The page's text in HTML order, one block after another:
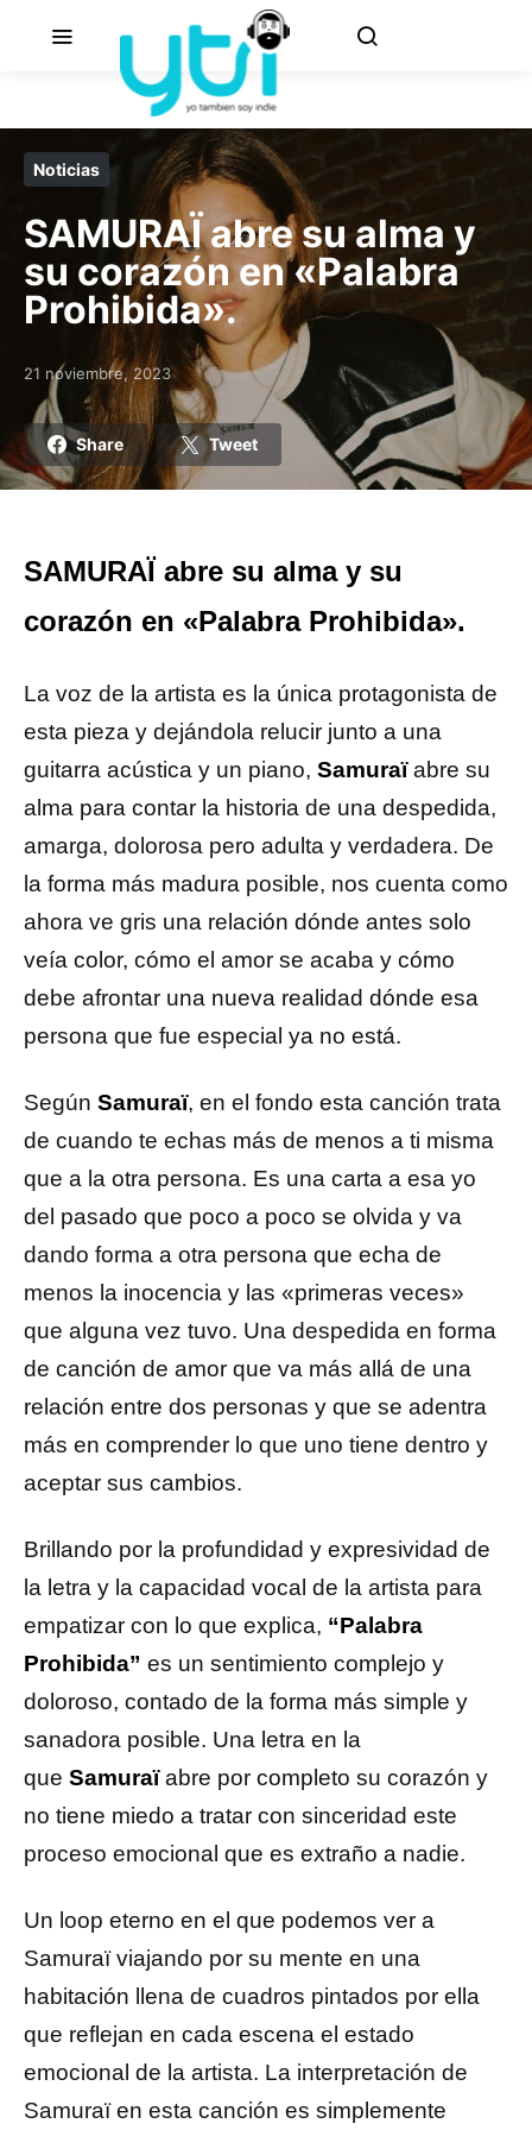
Noticias
SAMURAÏ abre su alma y
su corazón en «Palabra
Prohibida».
Posted on
21 noviembre, 2023
Share Tweet
SAMURAÏ abre su alma y su
corazón en «Palabra Prohibida».
La voz de la artista es la única protagonista de
esta pieza y dejándola relucir junto a una
guitarra acústica y un piano, Samuraïabre su
alma para contar la historia de una despedida,
amarga, dolorosa pero adulta y verdadera. De
la forma más madura posible, nos cuenta como
ahora ve gris una relación dónde antes solo
veía color, cómo el amor se acaba y cómo
debe afrontar una nueva realidad dónde esa
persona que fue especial ya no está.
Según Samuraï, en el fondo esta canción trata
de cuando te echas más de menos a ti misma
que a la otra persona. Es una carta a esa yo
del pasado que poco a poco se olvida y va
dando forma a otra persona que echa de
menos la inocencia y las «primeras veces»
que alguna vez tuvo. Una despedida en forma
de canción de amor que va más allá de una
relación entre dos personas y que se adentra
más en comprender lo que uno tiene dentro y
aceptar sus cambios.
Brillando por la profundidad y expresividad de
la letra y la capacidad vocal de la artista para
empatizar con lo que explica, “Palabra
Prohibida” es un sentimiento complejo y
doloroso, contado de la forma más simple y
sanadora posible. Una letra en la
que Samuraïabre por completo su corazón y
no tiene miedo a tratar con sinceridad este
proceso emocional que es extraño a nadie.
Un loop eterno en el que podemos ver a
Samuraï viajando por su mente en una
habitación llena de cuadros pintados por ella
que reflejan en cada escena el estado
emocional de la artista. La interpretación de
Samuraï en esta canción es simplemente